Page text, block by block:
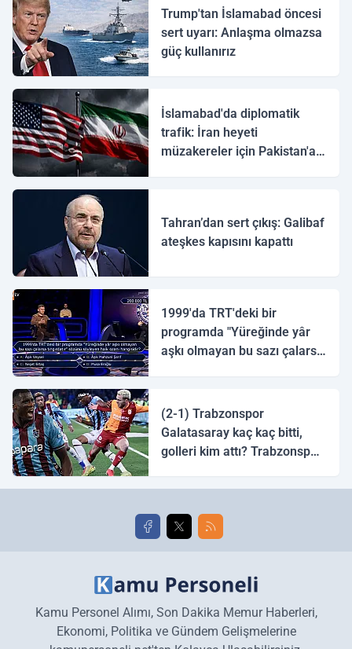
Trump'tan İslamabad öncesi
sert uyarı: Anlaşma olmazsa
güç kullanırız
İslamabad'da diplomatik
trafik: İran heyeti
müzakereler için Pakistan'a
Tahran’dan sert çıkış: Galibaf
ateşkes kapısını kapattı
1999'da TRT'deki bir
programda "Yüreğinde yâr
aşkı olmayan bu sazı çalarsa
(2-1) Trabzonspor
Galatasaray kaç kaç bitti,
golleri kim attı? Trabzonspor
golleri!
Kamu Personel Alımı, Son Dakika Memur Haberleri,
Ekonomi, Politika ve Gündem Gelişmelerine